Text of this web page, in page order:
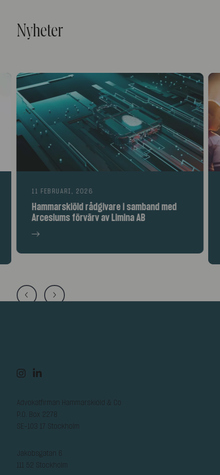
Nyheter
11 FEBRUARI, 2026
Hammarskiöld rådgivare i samband med
Arcesiums förvärv av Limina AB
Advokatfirman Hammarskiöld & Co
P.O. Box 2278
SE-103 17 Stockholm
Jakobsgatan 6
111 52 Stockholm